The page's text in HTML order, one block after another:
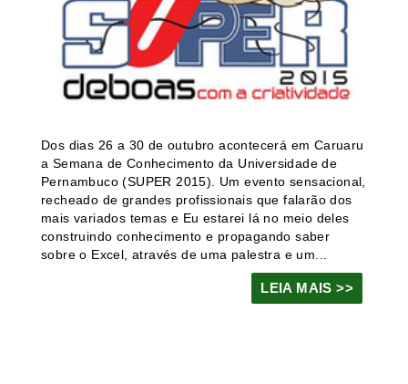
Dos dias 26 a 30 de outubro acontecerá em Caruaru
a Semana de Conhecimento da Universidade de
Pernambuco (SUPER 2015). Um evento sensacional,
recheado de grandes profissionais que falarão dos
mais variados temas e Eu estarei lá no meio deles
construindo conhecimento e propagando saber
sobre o Excel, através de uma palestra e um...
LEIA MAIS >>